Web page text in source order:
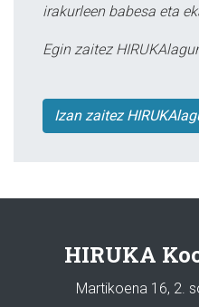
irakurleen babesa eta
Egin zaitez
Izan zaitez
HIRUKA
Martikoena 16, 2.